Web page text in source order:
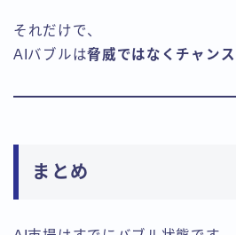
それだけで、
AIバブルは脅威ではなくチャンス
まとめ